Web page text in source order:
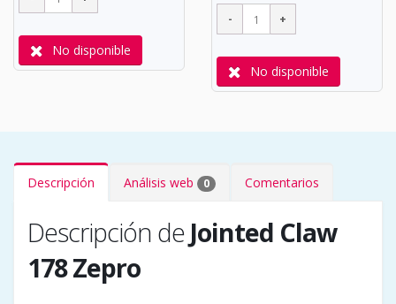
No disponible
No disponible
Descripción Análisis web 0 Comentarios
Descripción de Jointed Claw
178 Zepro